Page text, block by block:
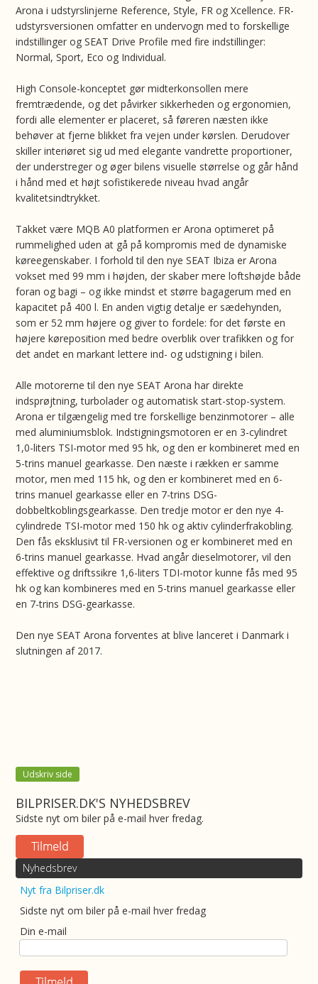
Arona i udstyrslinjerne Reference, Style, FR og Xcellence. FR-
udstyrsversionen omfatter en undervogn med to forskellige
indstillinger og SEAT Drive Profile med fire indstillinger:
Normal, Sport, Eco og Individual.
High Console-konceptet gør midterkonsollen mere
fremtrædende, og det påvirker sikkerheden og ergonomien,
fordi alle elementer er placeret, så føreren næsten ikke
behøver at fjerne blikket fra vejen under kørslen. Derudover
skiller interiøret sig ud med elegante vandrette proportioner,
der understreger og øger bilens visuelle størrelse og går hånd
i hånd med et højt sofistikerede niveau hvad angår
kvalitetsindtrykket.
Takket være MQB A0 platformen er Arona optimeret på
rummelighed uden at gå på kompromis med de dynamiske
køreegenskaber. I forhold til den nye SEAT Ibiza er Arona
vokset med 99 mm i højden, der skaber mere loftshøjde både
foran og bagi – og ikke mindst et større bagagerum med en
kapacitet på 400 l. En anden vigtig detalje er sædehynden,
som er 52 mm højere og giver to fordele: for det første en
højere køreposition med bedre overblik over trafikken og for
det andet en markant lettere ind- og udstigning i bilen.
Alle motorerne til den nye SEAT Arona har direkte
indsprøjtning, turbolader og automatisk start-stop-system.
Arona er tilgængelig med tre forskellige benzinmotorer – alle
med aluminiumsblok. Indstigningsmotoren er en 3-cylindret
1,0-liters TSI-motor med 95 hk, og den er kombineret med en
5-trins manuel gearkasse. Den næste i rækken er samme
motor, men med 115 hk, og den er kombineret med en 6-
trins manuel gearkasse eller en 7-trins DSG-
dobbeltkoblingsgearkasse. Den tredje motor er den nye 4-
cylindrede TSI-motor med 150 hk og aktiv cylinderfrakobling.
Den fås eksklusivt til FR-versionen og er kombineret med en
6-trins manuel gearkasse. Hvad angår dieselmotorer, vil den
effektive og driftssikre 1,6-liters TDI-motor kunne fås med 95
hk og kan kombineres med en 5-trins manuel gearkasse eller
en 7-trins DSG-gearkasse.
Den nye SEAT Arona forventes at blive lanceret i Danmark i
slutningen af 2017.
Udskriv side
BILPRISER.DK'S NYHEDSBREV
Sidste nyt om biler på e-mail hver fredag.
Nyhedsbrev
Nyt fra Bilpriser.dk
Sidste nyt om biler på e-mail hver fredag
Din e-mail